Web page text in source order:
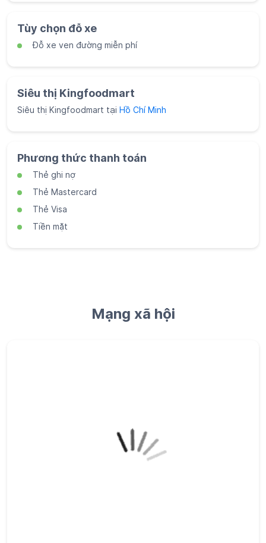
Tùy chọn đỗ xe
Đỗ xe ven đường miễn phí
Siêu thị Kingfoodmart
Siêu thị Kingfoodmart tại Hồ Chí Minh
Phương thức thanh toán
Thẻ ghi nợ
Thẻ Mastercard
Thẻ Visa
Tiền mặt
Mạng xã hội